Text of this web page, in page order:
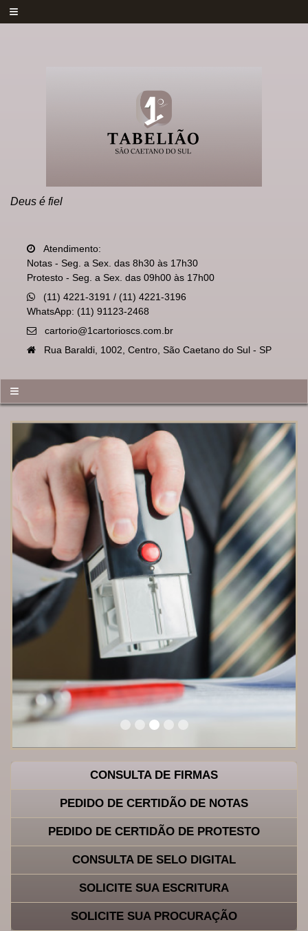
≡
Deus é fiel
Atendimento:
Notas - Seg. a Sex. das 8h30 às 17h30
Protesto - Seg. a Sex. das 09h00 às 17h00
(11) 4221-3191 / (11) 4221-3196
WhatsApp: (11) 91123-2468
cartorio@1cartorioscs.com.br
Rua Baraldi, 1002, Centro, São Caetano do Sul - SP
≡
CONSULTA DE FIRMAS
PEDIDO DE CERTIDÃO DE NOTAS
PEDIDO DE CERTIDÃO DE PROTESTO
CONSULTA DE SELO DIGITAL
SOLICITE SUA ESCRITURA
SOLICITE SUA PROCURAÇÃO